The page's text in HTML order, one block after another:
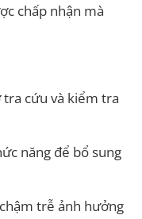
chấp nhận mà
tra cứu và kiểm tra
năng để bổ sung
trễ ảnh hưởng